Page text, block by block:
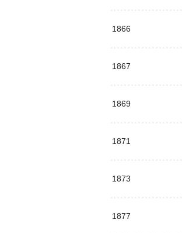
1866
1867
1869
1871
1873
1877